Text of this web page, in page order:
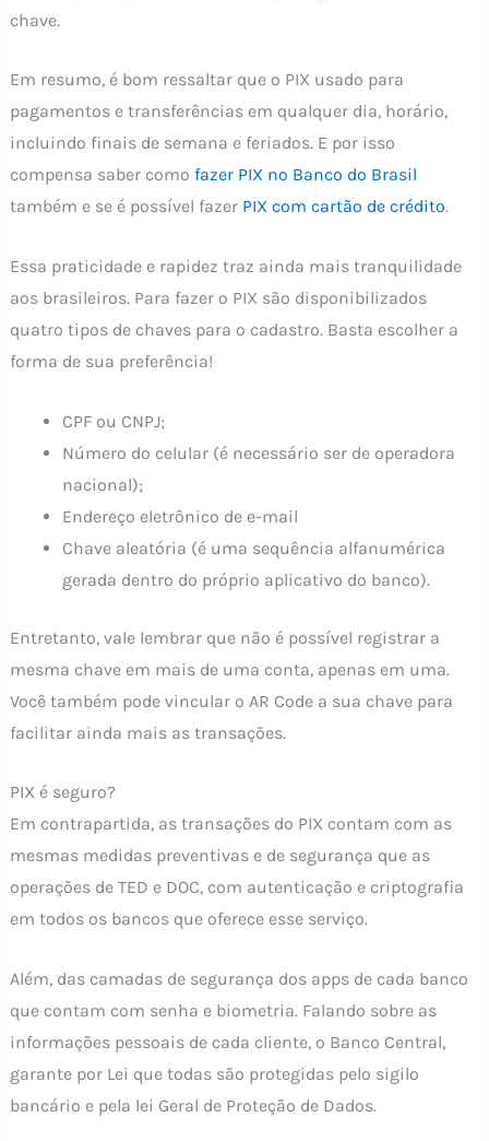
chave.
Em resumo, é bom ressaltar que o PIX usado para
pagamentos e transferências em qualquer dia, horário,
incluindo finais de semana e feriados. E por isso
compensa saber como fazer PIX no Banco do Brasil
também e se é possível fazer PIX com cartão de crédito.
Essa praticidade e rapidez traz ainda mais tranquilidade
aos brasileiros. Para fazer o PIX são disponibilizados
quatro tipos de chaves para o cadastro. Basta escolher a
forma de sua preferência!
CPF ou CNPJ;
Número do celular (é necessário ser de operadora
nacional);
Endereço eletrônico de e-mail
Chave aleatória (é uma sequência alfanumérica
gerada dentro do próprio aplicativo do banco).
Entretanto, vale lembrar que não é possível registrar a
mesma chave em mais de uma conta, apenas em uma.
Você também pode vincular o AR Code a sua chave para
facilitar ainda mais as transações.
PIX é seguro?
Em contrapartida, as transações do PIX contam com as
mesmas medidas preventivas e de segurança que as
operações de TED e DOC, com autenticação e criptografia
em todos os bancos que oferece esse serviço.
Além, das camadas de segurança dos apps de cada banco
que contam com senha e biometria. Falando sobre as
informações pessoais de cada cliente, o Banco Central,
garante por Lei que todas são protegidas pelo sigilo
bancário e pela lei Geral de Proteção de Dados.